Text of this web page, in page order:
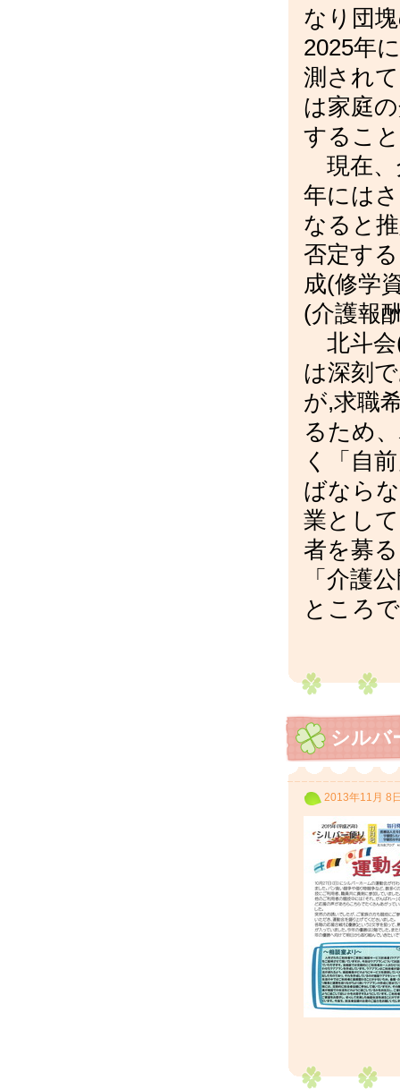
なり団
2025年
測され
は家庭
するこ
現在、
年には
なると
否定す
成(修学
(介護報
北斗会
は深刻
が,求職
るため
く「自
ばなら
業とし
者を募
「介護
ところ
シル
2013年11月 8